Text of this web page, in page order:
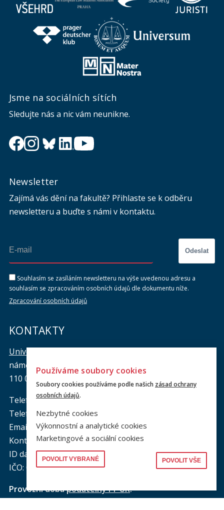
Jsme na sociálních sítích
Sledujte nás a nic vám neunikne.
Newsletter
Zajímá vás dění na fakultě? Přihlaste se k odběru
newsletteru a buďte s námi v kontaktu.
Odeslat
Souhlasím se zasíláním newsletteru na výše uvedenou adresu a
souhlasím se zpracováním osobních údajů dle dokumentu níže.
Zpracování osobních údajů
KONTAKTY
Univerzita Karlova, Právnická fakulta
náměstí Curieových 901/7, Staré Město
110 00 Praha 1
Telefon: +420 221 005 111
Telefon podatelna: +420 221 005 264
Email podatelna: podatelna@prf.cuni.cz
Kontakt pro média: komunikace@prf.cuni.cz
ID datové schránky: piyj9b4
IČO: 00216208
Provozní dobapodatelny PF UK:
Používáme soubory cookies
Soubory cookies používáme podle našich zásad ochrany
osobních údajů.
Nezbytné cookies
Výkonnostní a analytické cookies
Marketingové a sociální cookies
POVOLIT VYBRANÉ POVOLIT VŠE